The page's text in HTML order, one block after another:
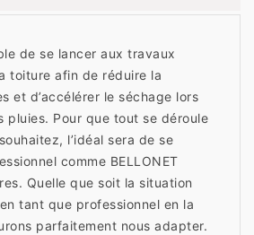
de se lancer aux travaux
toiture afin de réduire la
et d’accélérer le séchage lors
pluies. Pour que tout se déroule
l’idéal sera de se
comme BELLONET
Quelle que soit la situation
tant que professionnel en la
parfaitement nous adapter.